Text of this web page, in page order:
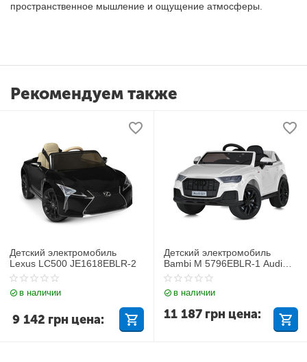
пространственное мышление и ощущение атмосферы.
Рекомендуем также
Детский электромобиль
Lexus LC500 JE1618EBLR-2
в наличии
9 142 грн цена:
Детский электромобиль
Bambi M 5796EBLR-1 Audi
Q7
в наличии
11 187 грн цена: